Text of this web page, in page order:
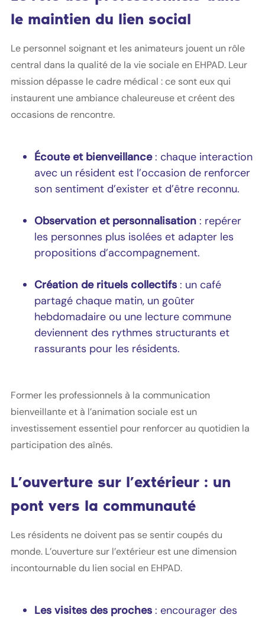
le maintien du lien social
Le personnel soignant et les animateurs jouent un rôle
central dans la qualité de la vie sociale en EHPAD. Leur
mission dépasse le cadre médical : ce sont eux qui
instaurent une ambiance chaleureuse et créent des
occasions de rencontre.
Écoute et bienveillance: chaque interaction
avec un résident est l’occasion de renforcer
son sentiment d’exister et d’être reconnu.
Observation et personnalisation : repérer
les personnes plus isolées et adapter les
propositions d’accompagnement.
Création de rituels collectifs : un café
partagé chaque matin, un goûter
hebdomadaire ou une lecture commune
deviennent des rythmes structurants et
rassurants pour les résidents.
Former les professionnels à la communication
bienveillante et à l’animation sociale est un
investissement essentiel pour renforcer au quotidien la
participation des aînés.
L’ouverture sur l’extérieur : un
pont vers la communauté
Les résidents ne doivent pas se sentir coupés du
monde. L’ouverture sur l’extérieur est une dimension
incontournable du lien social en EHPAD.
Les visites des proches : encourager des